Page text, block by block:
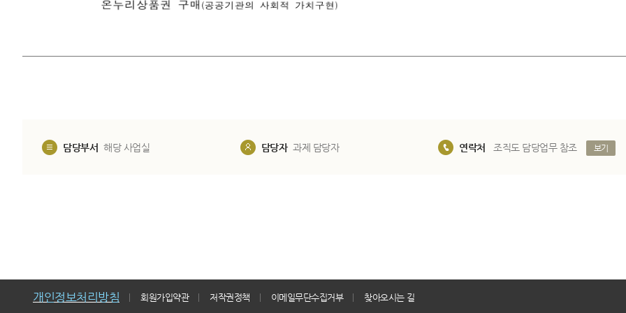
담당부서 해당 사업실 담당자 과제 담당자 연락처 조직도 담당업무 참조 보기
개인정보처리방침 회원가입약관 저작권정책 이메일무단수집거부 찾아오시는 길